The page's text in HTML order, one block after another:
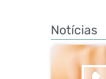
Notícias